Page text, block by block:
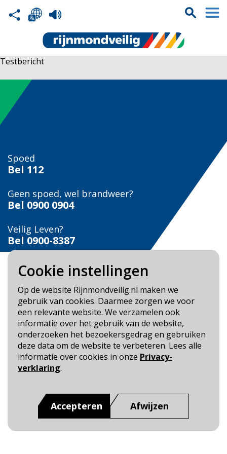
Cookie instellingen
Op de website Rijnmondveilig.nl maken we
gebruik van cookies. Daarmee zorgen we voor
een relevante website. We verzamelen ook
informatie over het gebruik van de website,
onderzoeken het bezoekersgedrag en gebruiken
deze data om de website te verbeteren. Lees alle
informatie over cookies in onze Privacy-
verklaring.
Accepteren Afwijzen
Testbericht
Spoed
Bel 112
Geen spoed, wel brandweer?
Bel 0900 0904
Veilig Leven?
Bel 0900-8387
Blijf op de hoogte
Cookie- en Privacybeleid
Toegankelijkheid
Dit is een website van